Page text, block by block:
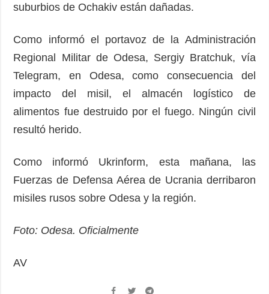
suburbios de Ochakiv están dañadas.
Como informó el portavoz de la Administración
Regional Militar de Odesa, Sergiy Bratchuk, vía
Telegram, en Odesa, como consecuencia del
impacto del misil, el almacén logístico de
alimentos fue destruido por el fuego. Ningún civil
resultó herido.
Como informó Ukrinform, esta mañana, las
Fuerzas de Defensa Aérea de Ucrania derribaron
misiles rusos sobre Odesa y la región.
Foto: Odesa. Oficialmente
AV